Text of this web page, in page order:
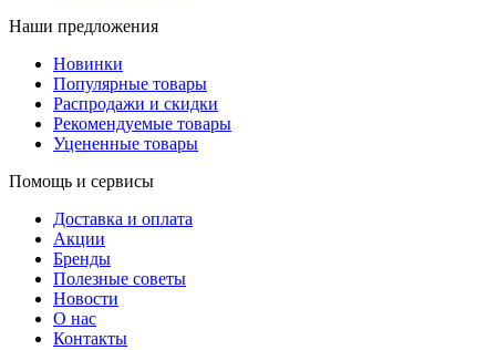
Наши предложения
Новинки
Популярные товары
Распродажи и скидки
Рекомендуемые товары
Уцененные товары
Помощь и сервисы
Доставка и оплата
Акции
Бренды
Полезные советы
Новости
О нас
Контакты